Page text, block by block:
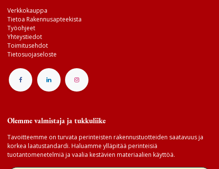
Verkkokauppa
Tietoa Rakennusapteekista
Työohjeet
Yhteystiedot
Toimitusehdot
Tietosuojaseloste
Olemme valmistaja ja tukkuliike
Tavoitteemme on turvata perinteisten rakennustuotteiden saatavuus ja
korkea laatustandardi. Haluamme ylläpitää perinteisiä
tuotantomenetelmiä ja vaalia kestävien materiaalien käyttöä.